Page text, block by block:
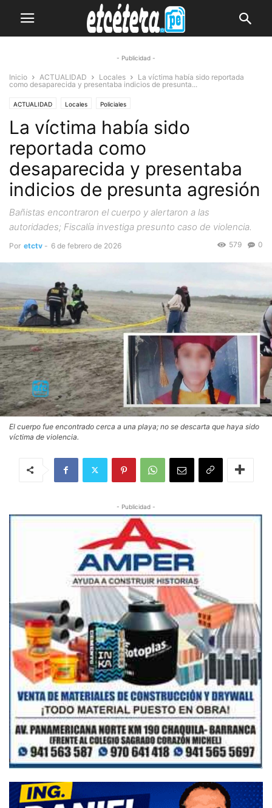
- Publicidad -
Inicio ACTUALIDAD Locales
La víctima había sido reportada
como desaparecida y presentaba indicios de presunta...
ACTUALIDAD Locales Policiales
La víctima había sido
reportada como
desaparecida y presentaba
indicios de presunta agresión
Bañistas encontraron el cuerpo y alertaron a las
autoridades; Fiscalía investiga presunto caso de violencia.
Por etctv - 6 de febrero de 2026 0
579
El cuerpo fue encontrado cerca a una playa; no se descarta que haya sido
víctima de violencia.
- Publicidad -